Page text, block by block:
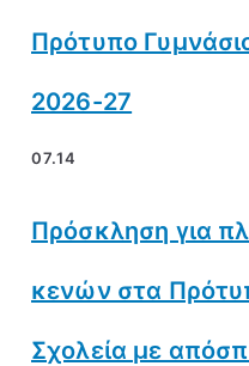
Πρότυπο
2026-27
07.14
Πρόσκληση για
κενών στα
Σχολεία με